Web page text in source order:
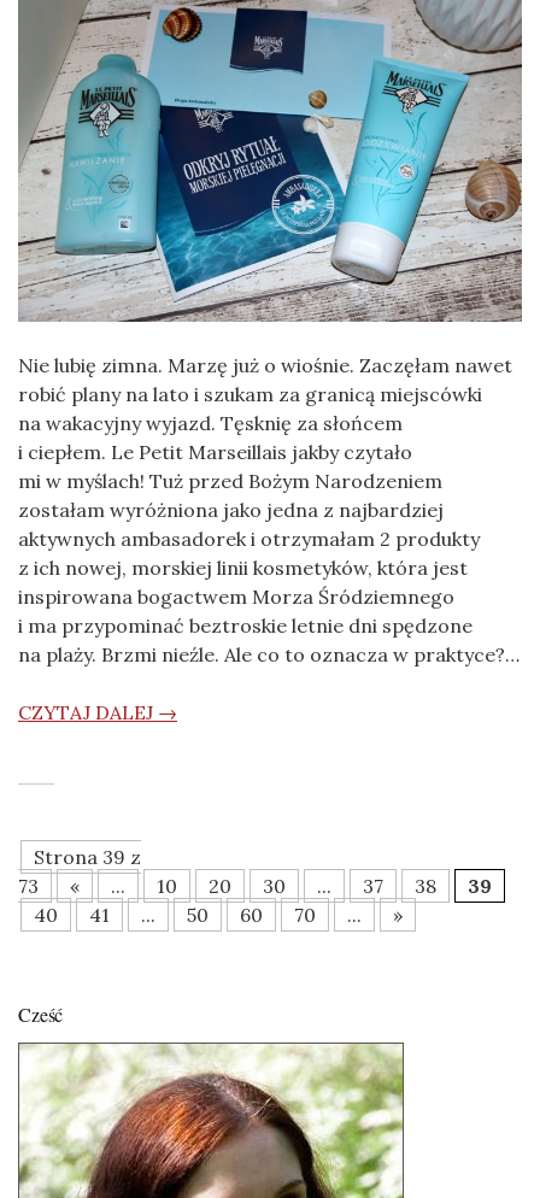
Nie lubię zimna. Marzę już o wiośnie. Zaczęłam nawet
robić plany na lato i szukam za granicą miejscówki
na wakacyjny wyjazd. Tęsknię za słońcem
i ciepłem. Le Petit Marseillais jakby czytało
mi w myślach! Tuż przed Bożym Narodzeniem
zostałam wyróżniona jako jedna z najbardziej
aktywnych ambasadorek i otrzymałam 2 produkty
z ich nowej, morskiej linii kosmetyków, która jest
inspirowana bogactwem Morza Śródziemnego
i ma przypominać beztroskie letnie dni spędzone
na plaży. Brzmi nieźle. Ale co to oznacza w praktyce?…
CZYTAJ DALEJ →
Strona 39 z
73
« ... 10 20 30 ... 37 38
39
40
41 ... 50 60 70 ... »
Cześć